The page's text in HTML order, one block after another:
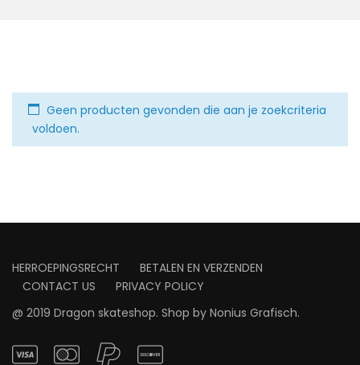
Geen producten gevonden die aan je zoekcriteria
voldoen.
HERROEPINGSRECHT
BETALEN EN VERZENDEN
CONTACT US
PRIVACY POLICY
@ 2019 Dragon skateshop. Shop by Nonius Grafisch.